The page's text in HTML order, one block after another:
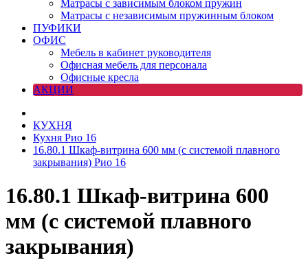
Матрасы с зависимым блоком пружин
Матрасы с независимым пружинным блоком
ПУФИКИ
ОФИС
Мебель в кабинет руководителя
Офисная мебель для персонала
Офисные кресла
АКЦИИ
КУХНЯ
Кухня Рио 16
16.80.1 Шкаф-витрина 600 мм (с системой плавного
закрывания) Рио 16
16.80.1 Шкаф-витрина 600
мм (с системой плавного
закрывания)